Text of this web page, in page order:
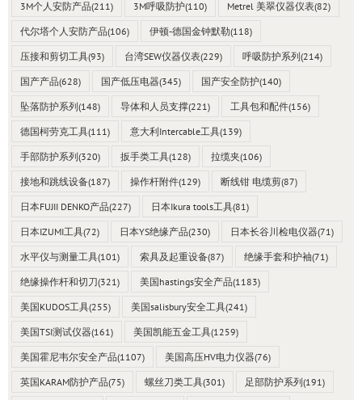
3M个人安防产品(211) 3M呼吸防护(110) Metrel 美翠仪器仪表(82)
代尔塔个人安防产品(106) 伊顿-德国金钟默勒(118)
压接和剪切工具(93) 台湾SEW仪器仪表(229) 呼吸防护系列(214)
国产产品(628) 国产低压电器(345) 国产安全防护(140)
坠落防护系列(148) 导体和人员支撑(221) 工具包和配件(156)
德国柯劳克工具(111) 意大利Intercable工具(139)
手部防护系列(320) 扳手类工具(128) 拉缆夹(106)
接地和跳线设备(187) 操作杆附件(129) 断线钳 电缆剪(87)
日本FUJII DENKO产品(227) 日本Ikura tools工具(81)
日本IZUMI工具(72) 日本YS绝缘产品(230) 日本长谷川检电仪器(71)
水平仪与测量工具(101) 索具及起重设备(87) 绝缘手套和护袖(71)
绝缘操作杆和切刀(321) 美国hastings安全产品(1183)
美国KUDOS工具(255) 美国salisbury安全工具(241)
美国TSI测试仪器(161) 美国凯能五金工具(1259)
美国霍尼韦尔安全产品(1107) 美国高压HV电力仪器(76)
英国KARAM防护产品(75) 螺丝刀类工具(301) 足部防护系列(191)